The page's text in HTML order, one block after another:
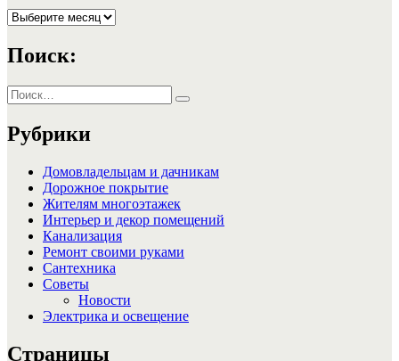
Архивы
Поиск:
Искать:
Поиск
Рубрики
Домовладельцам и дачникам
Дорожное покрытие
Жителям многоэтажек
Интерьер и декор помещений
Канализация
Ремонт своими руками
Сантехника
Советы
Новости
Электрика и освещение
Страницы